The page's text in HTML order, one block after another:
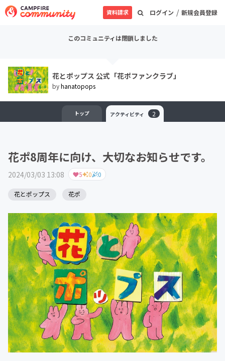
ログイン / 新規会員登録
資料請求
このコミュニティは閉鎖しました
花とポップス 公式「花ポファンクラブ」
byhanatopops
トップ アクティビティ 2
花ポ8周年に向け、大切なお知らせです。
2024/03/03 13:08 5 0 0
花とポップス 花ポ